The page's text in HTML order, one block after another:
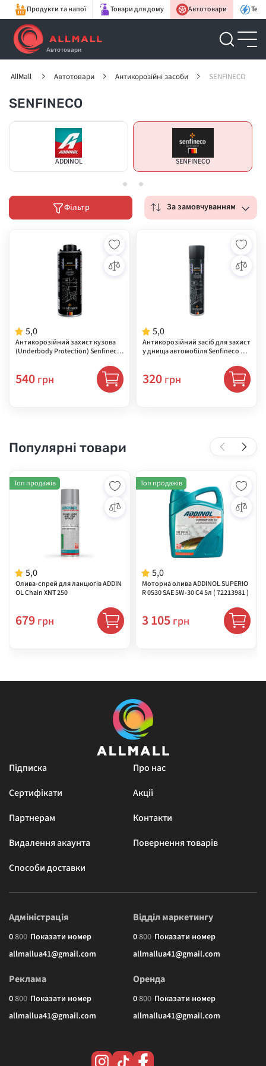
Продукти та напої Товари для дому Автотовари
Автотовари
AllMall Автотовари Антикорозійні засоби SENFINECO
SENFINECO
ADDINOL SENFINECO
Фільтр За замовчуванням
5,0
Антикорозійний захист кузова
(Underbody Protection) Senfineco,
540 грн
5,0
Антикорозійний засіб для захист
у днища автомобіля Senfineco Un
320 грн
Популярні товари
5,0
Олива-спрей для ланцюгів ADDIN
OL Chain XNT 250
Топ продажів
679 грн
5,0
Моторна олива ADDINOL SUPERIO
R 0530 SAE 5W-30 C4 5л ( 72213981 )
Топ продажів
3 105 грн
Підписка
Про нас
Сертифікати
Акції
Партнерам
Контакти
Видалення акаунта
Повернення товарів
Способи доставки
Адміністрація
0800 Показати номер
allmallua41@gmail.com
Відділ маркетингу
0800 Показати номер
allmallua41@gmail.com
Реклама
0800 Показати номер
allmallua41@gmail.com
Оренда
0800 Показати номер
allmallua41@gmail.com